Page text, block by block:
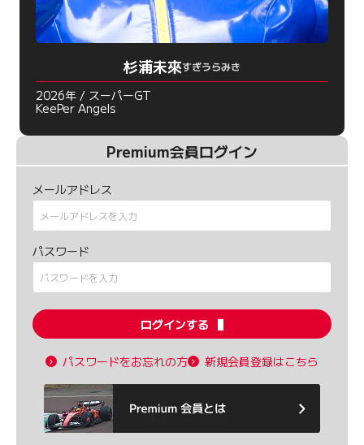
杉浦未來すぎうらみき
2026年 / スーパーGT
KeePer Angels
Premium会員ログイン
メールアドレス
パスワード
ログインする
パスワードをお忘れの方 新規会員登録はこちら